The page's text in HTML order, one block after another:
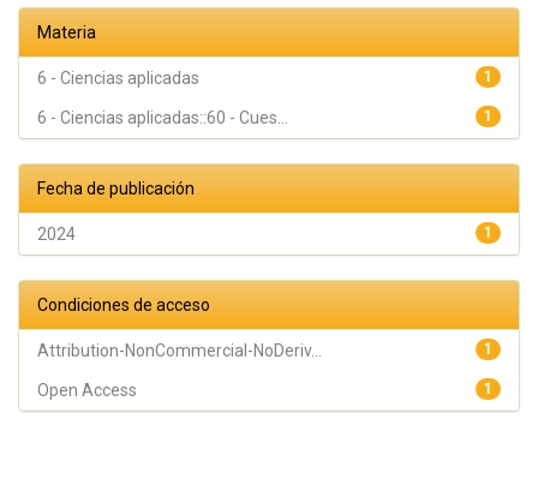
Materia
1
6 - Ciencias aplicadas
1
6 - Ciencias aplicadas::60 - Cues...
Fecha de publicación
1
2024
Condiciones de acceso
1
Attribution-NonCommercial-NoDeriv...
1
Open Access